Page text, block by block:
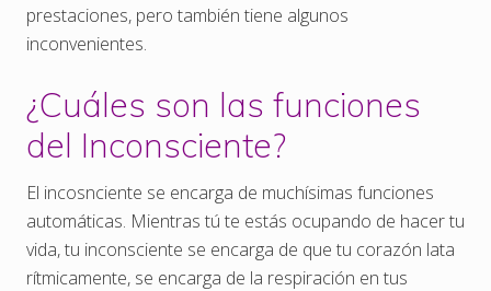
prestaciones, pero también tiene algunos
inconvenientes.
¿Cuáles son las funciones
del Inconsciente?
El incosnciente se encarga de muchísimas funciones
automáticas. Mientras tú te estás ocupando de hacer tu
vida, tu inconsciente se encarga de que tu corazón lata
rítmicamente, se encarga de la respiración en tus